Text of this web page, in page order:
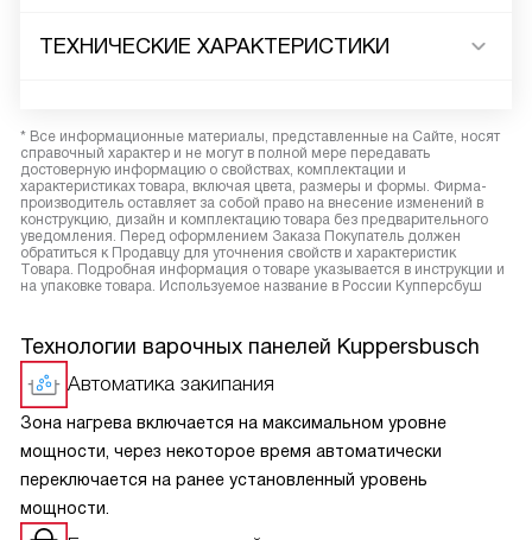
ТЕХНИЧЕСКИЕ ХАРАКТЕРИСТИКИ
* Все информационные материалы, представленные на Сайте, носят
справочный характер и не могут в полной мере передавать
достоверную информацию о свойствах, комплектации и
характеристиках товара, включая цвета, размеры и формы. Фирма-
производитель оставляет за собой право на внесение изменений в
конструкцию, дизайн и комплектацию товара без предварительного
уведомления. Перед оформлением Заказа Покупатель должен
обратиться к Продавцу для уточнения свойств и характеристик
Товара. Подробная информация о товаре указывается в инструкции и
на упаковке товара. Используемое название в России Купперсбуш
Технологии варочных панелей Kuppersbusch
Автоматика закипания
Зона нагрева включается на максимальном уровне
мощности, через некоторое время автоматически
переключается на ранее установленный уровень
мощности.